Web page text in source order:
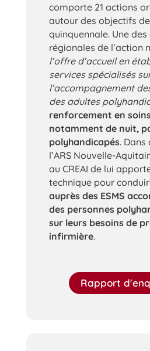
comporte 21 actions
autour des objectifs
quinquennale. Une
régionales de l’action
l’offre d’accueil en
services spécialisés
l’accompagnement
des adultes
renforcement en
notamment de nuit,
polyhandicapés. Dans
l’ARS Nouvelle-
au CREAI de lui
technique pour
auprès des ESMS
des personnes
sur leurs besoins de
infirmière.
Rapport